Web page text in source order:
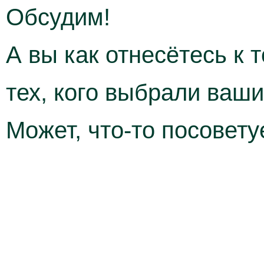
Обсудим!
А вы как отнесётесь к
тех, кого выбрали
Может, что-то